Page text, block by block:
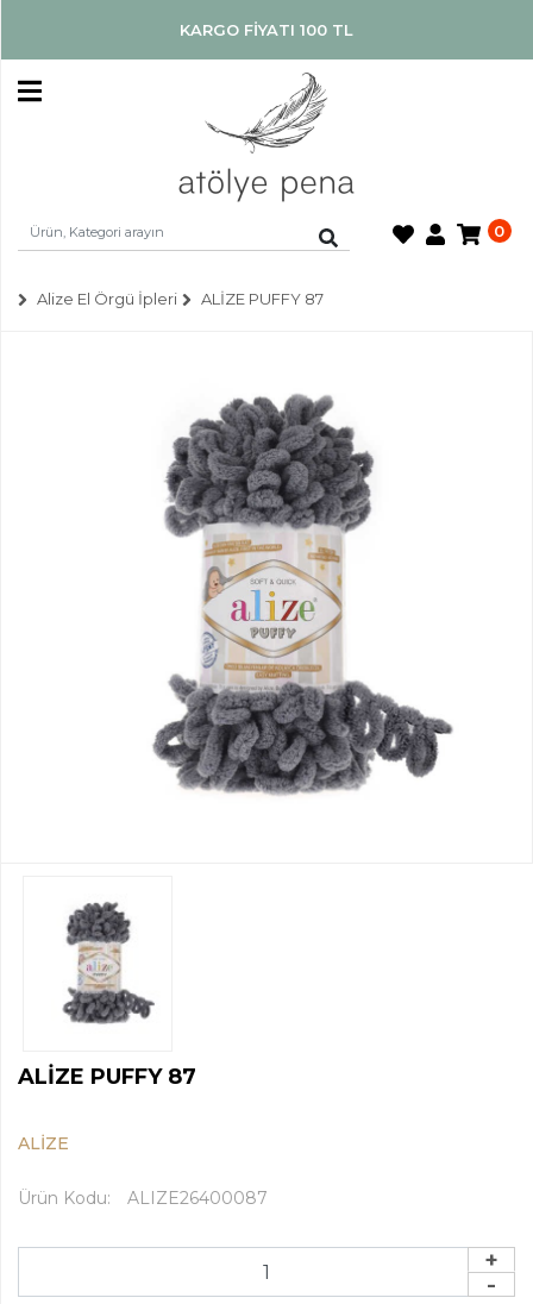
KARGO FİYATI 100 TL
0
ÜYE
GİRİŞİ
ANASAYFA
ALİZE
Alize El Örgü İpleri ALİZE PUFFY 87
ALİZE PUFFY 87
ALİZE
Ürün Kodu: ALIZE26400087
+
-